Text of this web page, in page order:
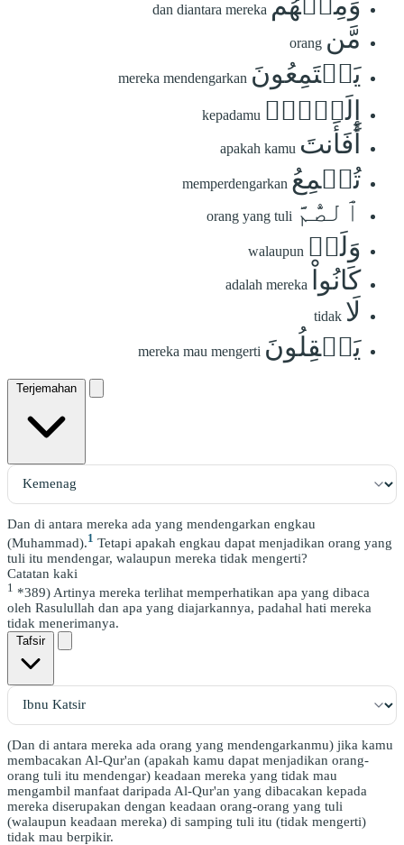
dan diantara mereka
مَّن orang
يَسۡتَمِعُونَ mereka mendengarkan
إِلَيۡكَۚ kepadamu
أَفَأَنتَ apakah kamu
تُسۡمِعُ memperdengarkan
ٱلصُّمَّ orang yang tuli
وَلَوۡ walaupun
كَانُواْ adalah mereka
لَا tidak
يَعۡقِلُونَ mereka mau mengerti
Terjemahan
Dan di antara mereka ada yang mendengarkan engkau
(Muhammad).1 Tetapi apakah engkau dapat menjadikan orang yang
tuli itu mendengar, walaupun mereka tidak mengerti?
Catatan kaki
1 *389) Artinya mereka terlihat memperhatikan apa yang dibaca
oleh Rasulullah dan apa yang diajarkannya, padahal hati mereka
tidak menerimanya.
Tafsir
(Dan di antara mereka ada orang yang mendengarkanmu) jika kamu
membacakan Al-Qur'an (apakah kamu dapat menjadikan orang-
orang tuli itu mendengar) keadaan mereka yang tidak mau
mengambil manfaat daripada Al-Qur'an yang dibacakan kepada
mereka diserupakan dengan keadaan orang-orang yang tuli
(walaupun keadaan mereka) di samping tuli itu (tidak mengerti)
tidak mau berpikir.